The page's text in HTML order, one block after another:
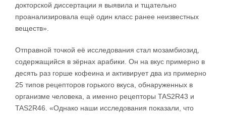
докторской диссертации я выявила и тщательно
проанализировала ещё один класс ранее неизвестных
веществ».
Отправной точкой её исследования стал мозамбиозид,
содержащийся в зёрнах арабики. Он на вкус примерно в
десять раз горше кофеина и активирует два из примерно
25 типов рецепторов горького вкуса, обнаруженных в
организме человека, а именно рецепторы TAS2R43 и
TAS2R46. «Однако наши исследования показали, что